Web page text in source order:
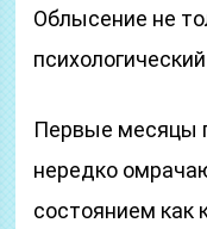
Облысение не
Первые месяцы
нередко
состоянием как